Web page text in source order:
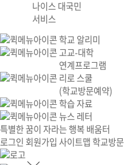
나이스 대국민
서비스
학교 알리미
고교-대학
연계프로그램
리로 스쿨
(학교방문예약)
학습 자료
뉴스 레터
특별한 꿈이 자라는 행복 배움터
로그인 회원가입사이트맵학교방